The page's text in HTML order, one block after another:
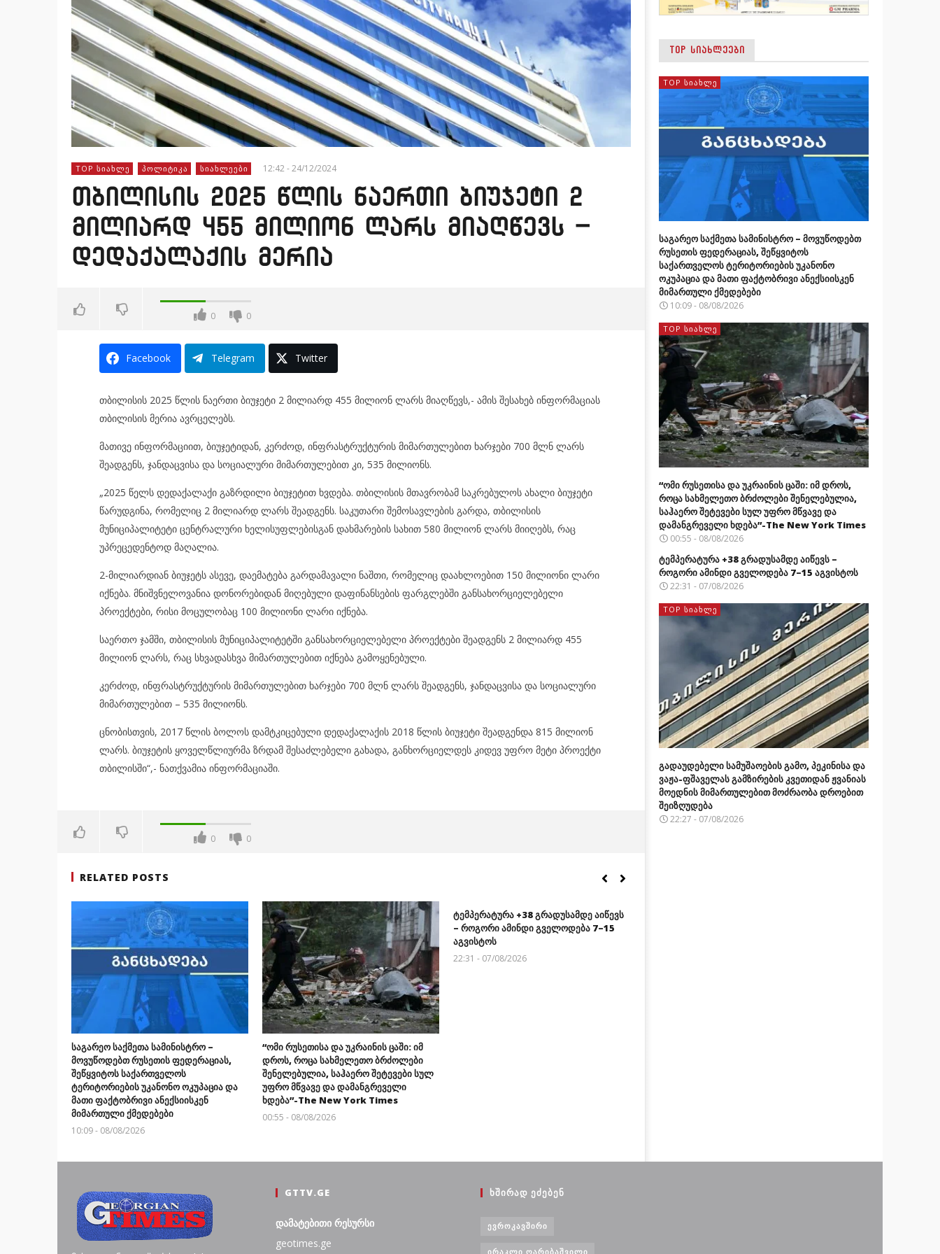
TOP ᲡᲘᲐᲮᲚᲔ ᲞᲝᲚᲘᲢᲘᲙᲐ ᲡᲘᲐᲮᲚᲔᲔᲑᲘ 12:42 - 24/12/2024
თბილისის 2025 წლის ნაერთი ბიუჯეტი 2
მილიარდ 455 მილიონ ლარს მიაღწევს –
დედაქალაქის მერია
0 0
Facebook Telegram Twitter
თბილისის 2025 წლის ნაერთი ბიუჯეტი 2 მილიარდ 455 მილიონ ლარს მიაღწევს,- ამის შესახებ ინფორმაციას
თბილისის მერია ავრცელებს.
მათივე ინფორმაციით, ბიუჯეტიდან, კერძოდ, ინფრასტრუქტურის მიმართულებით ხარჯები 700 მლნ ლარს
შეადგენს, ჯანდაცვისა და სოციალური მიმართულებით კი, 535 მილიონს.
„2025 წელს დედაქალაქი გაზრდილი ბიუჯეტით ხვდება. თბილისის მთავრობამ საკრებულოს ახალი ბიუჯეტი
წარუდგინა, რომელიც 2 მილიარდ ლარს შეადგენს. საკუთარი შემოსავლების გარდა, თბილისის
მუნიციპალიტეტი ცენტრალური ხელისუფლებისგან დახმარების სახით 580 მილიონ ლარს მიიღებს, რაც
უპრეცედენტოდ მაღალია.
2-მილიარდიან ბიუჯეტს ასევე, დაემატება გარდამავალი ნაშთი, რომელიც დაახლოებით 150 მილიონი ლარი
იქნება. მნიშვნელოვანია დონორებიდან მიღებული დაფინანსების ფარგლებში განსახორციელებელი
პროექტები, რისი მოცულობაც 100 მილიონი ლარი იქნება.
საერთო ჯამში, თბილისის მუნიციპალიტეტში განსახორციელებელი პროექტები შეადგენს 2 მილიარდ 455
მილიონ ლარს, რაც სხვადასხვა მიმართულებით იქნება გამოყენებული.
კერძოდ, ინფრასტრუქტურის მიმართულებით ხარჯები 700 მლნ ლარს შეადგენს, ჯანდაცვისა და სოციალური
მიმართულებით – 535 მილიონს.
ცნობისთვის, 2017 წლის ბოლოს დამტკიცებული დედაქალაქის 2018 წლის ბიუჯეტი შეადგენდა 815 მილიონ
ლარს. ბიუჯეტის ყოველწლიურმა ზრდამ შესაძლებელი გახადა, განხორციელდეს კიდევ უფრო მეტი პროექტი
თბილისში“,- ნათქვამია ინფორმაციაში.
0 0
RELATED POSTS
საგარეო საქმეთა სამინისტრო –
მოვუწოდებთ რუსეთის ფედერაციას,
შეწყვიტოს საქართველოს
ტერიტორიების უკანონო ოკუპაცია და
მათი ფაქტობრივი ანექსიისკენ
მიმართული ქმედებები
10:09 - 08/08/2026
“ომი რუსეთისა და უკრაინის ცაში: იმ
დროს, როცა სახმელეთო ბრძოლები
შენელებულია, საჰაერო შეტევები სულ
უფრო მწვავე და დამანგრეველი
ხდება”-The New York Times
00:55 - 08/08/2026
ტემპერატურა +38 გრადუსამდე აიწევს
– როგორი ამინდი გველოდება 7–15
აგვისტოს
22:31 - 07/08/2026
TOP ᲡᲘᲐᲮᲚᲔᲔᲑᲘ
TOP ᲡᲘᲐᲮᲚᲔ
საგარეო საქმეთა სამინისტრო – მოვუწოდებთ
რუსეთის ფედერაციას, შეწყვიტოს
საქართველოს ტერიტორიების უკანონო
ოკუპაცია და მათი ფაქტობრივი ანექსიისკენ
მიმართული ქმედებები
10:09 - 08/08/2026
TOP ᲡᲘᲐᲮᲚᲔ
“ომი რუსეთისა და უკრაინის ცაში: იმ დროს,
როცა სახმელეთო ბრძოლები შენელებულია,
საჰაერო შეტევები სულ უფრო მწვავე და
დამანგრეველი ხდება”-The New York Times
00:55 - 08/08/2026
ტემპერატურა +38 გრადუსამდე აიწევს –
როგორი ამინდი გველოდება 7–15 აგვისტოს
22:31 - 07/08/2026
TOP ᲡᲘᲐᲮᲚᲔ
გადაუდებელი სამუშაოების გამო, პეკინისა და
ვაჟა-ფშაველას გამზირების კვეთიდან ჟვანიას
მოედნის მიმართულებით მოძრაობა დროებით
შეიზღუდება
22:27 - 07/08/2026
GTTV.GE
დამატებითი რესურსი
geotimes.ge
ᲮᲨᲘᲠᲐᲓ ᲔᲫᲔᲑᲔᲜ
ᲔᲕᲠᲝᲙᲐᲕᲨᲘᲠᲘ
ᲘᲠᲐᲙᲚᲘ ᲦᲐᲠᲘᲑᲐᲨᲕᲘᲚᲘ